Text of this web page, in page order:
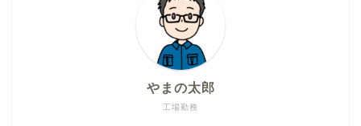
工場勤務
やまの太郎